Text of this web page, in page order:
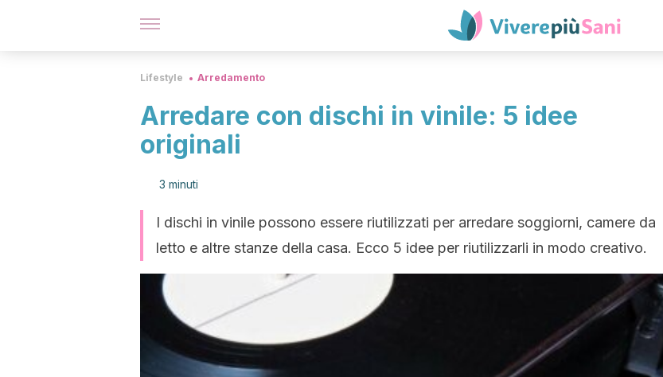
Lifestyle Arredamento
Arredare con dischi in vinile: 5 idee
originali
3 minuti
I dischi in vinile possono essere riutilizzati per arredare soggiorni, camere da
letto e altre stanze della casa. Ecco 5 idee per riutilizzarli in modo creativo.